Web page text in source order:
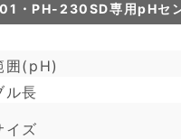
・PH-230SD専
囲(pH)
ル長
イズ